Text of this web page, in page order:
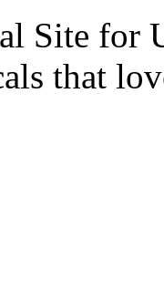
Site for
that